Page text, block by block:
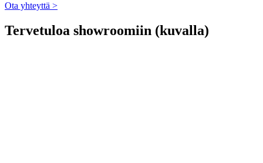
Ota yhteyttä >
Tervetuloa showroomiin (kuvalla)